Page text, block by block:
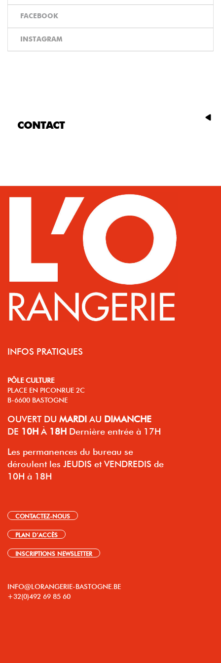
FACEBOOK
INSTAGRAM
CONTACT
INFOS PRATIQUES
PÔLE CULTURE
PLACE EN PICONRUE 2C
B-6600 BASTOGNE
OUVERT DU MARDI AU DIMANCHE
DE 10H À 18H Dernière entrée à 17H
Les permanences du bureau se
déroulent les JEUDIS et VENDREDIS de
10H à 18H
CONTACTEZ-NOUS
PLAN D’ACCÈS
INSCRIPTIONS NEWSLETTER
INFO@LORANGERIE-BASTOGNE.BE
+32(0)492 69 85 60